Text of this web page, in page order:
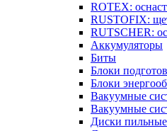
ROTEX:
RUSTOFIX:
RUTSCHER:
Аккумуляторы
Биты
Блоки
Блоки
Вакуумные
Вакуумные
Диски пильные